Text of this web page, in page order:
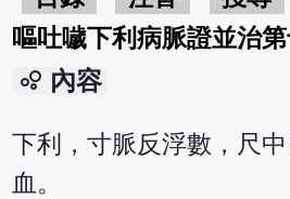
嘔吐噦下利病脈證並治
bubble_chart 內容
下利，寸脈反浮數，尺
血。